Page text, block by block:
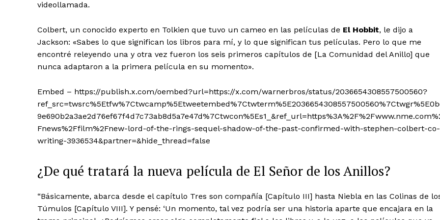
videollamada.
Colbert, un conocido experto en Tolkien que tuvo un cameo en las películas de El Hobbit, le dijo a
Jackson: «Sabes lo que significan los libros para mí, y lo que significan tus películas. Pero lo que me
encontré releyendo una y otra vez fueron los seis primeros capítulos de [La Comunidad del Anillo] que
nunca adaptaron a la primera película en su momento».
Embed – https://publish.x.com/oembed?url=https://x.com/warnerbros/status/2036654308557500560?
Fnews%2Ffilm%2Fnew-lord-of-the-rings-sequel-shadow-of-the-past-confirmed-with-stephen-colbert-co-
writing-3936534&partner=&hide_thread=false
¿De qué tratará la nueva película de El Señor de los Anillos?
“Básicamente, abarca desde el capítulo Tres son compañía [Capítulo III] hasta Niebla en las Colinas de
Túmulos [Capítulo VIII]. Y pensé: ‘Un momento, tal vez podría ser una historia aparte que encajara en la